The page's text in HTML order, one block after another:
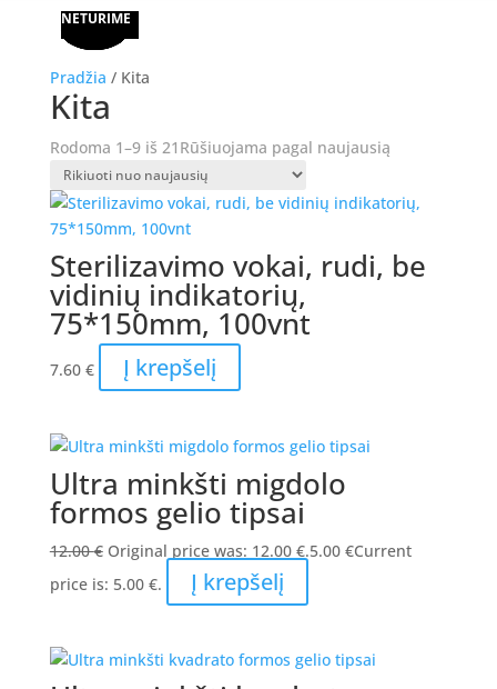
Pradžia / Kita
Kita
Rodoma 1–9 iš 21 Rūšiuojama pagal naujausią
Sterilizavimo vokai, rudi, be
vidinių indikatorių,
75*150mm, 100vnt
7.60 € Į krepšelį
Akcija!
Ultra minkšti migdolo
formos gelio tipsai
12.00€ Original price was: 12.00 €.5.00 €Current
price is: 5.00 €.
Į krepšelį
Akcija!
Akcija!
Akcija!
NETURIME